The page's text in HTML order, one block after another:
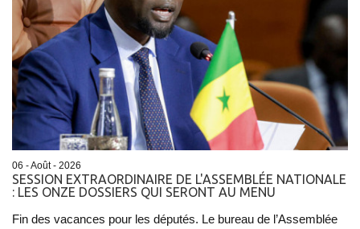
06 - Août - 2026
SESSION EXTRAORDINAIRE DE L'ASSEMBLÉE NATIONALE
: LES ONZE DOSSIERS QUI SERONT AU MENU
Fin des vacances pour les députés. Le bureau de l’Assemblée